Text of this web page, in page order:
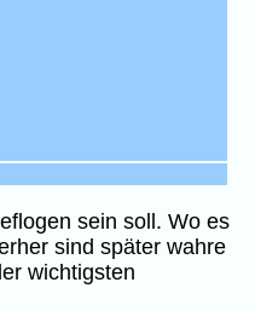
sein soll. Wo es
sind später wahre
wichtigsten